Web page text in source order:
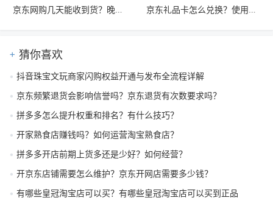
京东网购几天能收到货？晚上送货到几点？
京东礼品卡怎么兑换？使用要注意什么？
猜你喜欢
抖音珠宝文玩商家闪购权益开通与发布全流程详解
京东频繁退货会影响信誉吗？京东退货有次数要求吗？
拼多多怎么提升权重和排名？有什么技巧？
开家熟食店赚钱吗？如何运营淘宝熟食店？
拼多多开店前期上货多还是少好？如何经营？
开京东店铺需要怎么维护？京东开网店需要多少钱？
有哪些皇冠淘宝店可以买？有哪些皇冠淘宝店可以买到正品